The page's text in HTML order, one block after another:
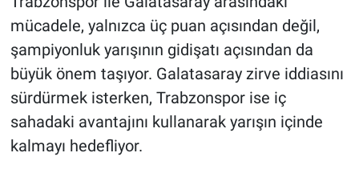
mücadele, yalnızca üç puan açısından değil,
şampiyonluk yarışının gidişatı açısından da
büyük önem taşıyor. Galatasaray zirve iddiasını
sürdürmek isterken, Trabzonspor ise iç
sahadaki avantajını kullanarak yarışın içinde
kalmayı hedefliyor.